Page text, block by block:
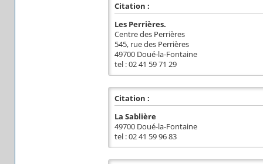
Citation :
Les Perrières.
Centre des Perrières
545, rue des Perrières
49700 Doué-la-Fontaine
tel : 02 41 59 71 29
Citation :
La Sablière
49700 Doué-la-Fontaine
tel : 02 41 59 96 83